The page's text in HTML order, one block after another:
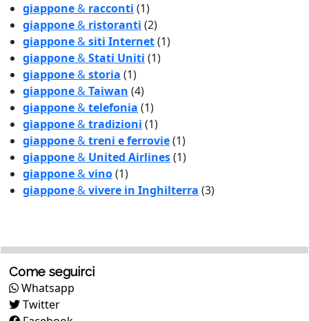
giappone& racconti (1)
giappone& ristoranti (2)
giappone&siti Internet(1)
giappone&Stati Uniti (1)
giappone&storia (1)
giappone&Taiwan (4)
giappone&telefonia (1)
giappone&tradizioni (1)
giappone&treni e ferrovie(1)
giappone& United Airlines(1)
giappone&vino(1)
giappone&vivere in Inghilterra (3)
Come seguirci
Whatsapp
Twitter